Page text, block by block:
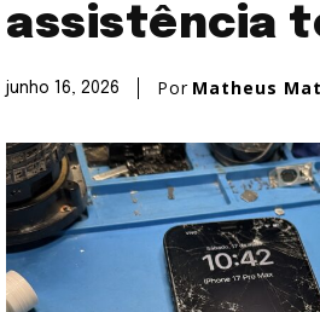
assistência
junho 16, 2026 Por Matheus